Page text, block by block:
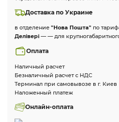
Доставка по Украине
в отделение "Нова Пошта" по
Делівері — — для
Оплата
Наличный расчет
Безналичный расчет с НДС
Терминал при самовывозе в г. Киев
Наложенный платеж
Онлайн-оплата